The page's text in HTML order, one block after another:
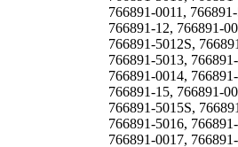
766891-0011,
766891-12, 766891-
766891-5012S,
766891-5013,
766891-0014,
766891-15, 766891-
766891-5015S,
766891-5016,
766891-0017,